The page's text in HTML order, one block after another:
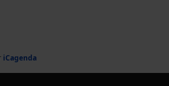
iCagenda